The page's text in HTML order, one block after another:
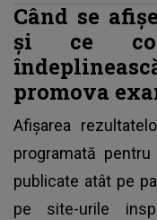
Când se
și ce
promova
Afişarea
programată
publicate atât pe
pe site-urile